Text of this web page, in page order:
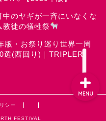
中のヤギが一斉にいなくな
教徒の犠牲祭
版・お祭り巡り世界一周
選(西回り)｜TRIPLER
シー
FESTIVAL
MENU
Works